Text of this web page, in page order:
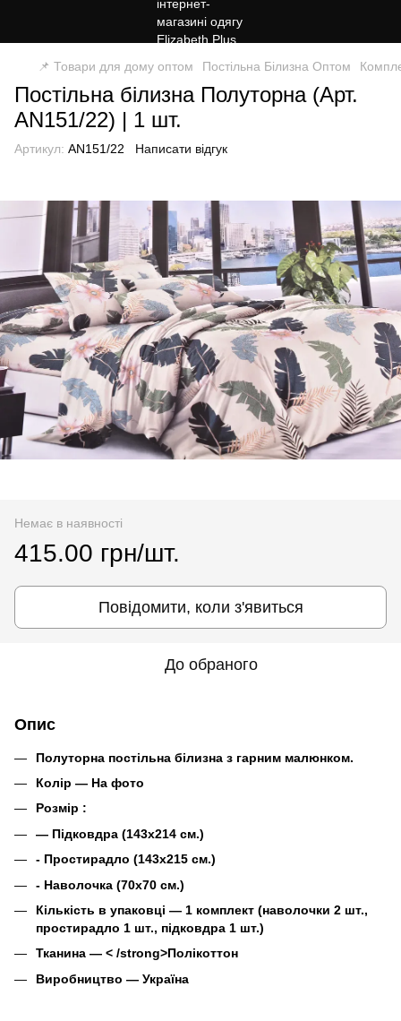
📌 Товари для дому оптом Постільна Білизна Оптом
Постільна білизна Полуторна (Арт.
AN151/22) | 1 шт.
Артикул: AN151/22 Написати відгук
Немає в наявності
415.00 грн/шт.
Повідомити, коли з'явиться
До обраного
Опис
Полуторна постільна білизна з гарним малюнком.
Колір ― На фото
Розмір :
― Підковдра (143х214 см.)
- Простирадло (143х215 см.)
- Наволочка (70х70 см.)
Кількість в упаковці ― 1 комплект (наволочки 2 шт.,
простирадло 1 шт., підковдра 1 шт.)
Тканина ― < /strong>Полікоттон
Виробництво ― Україна